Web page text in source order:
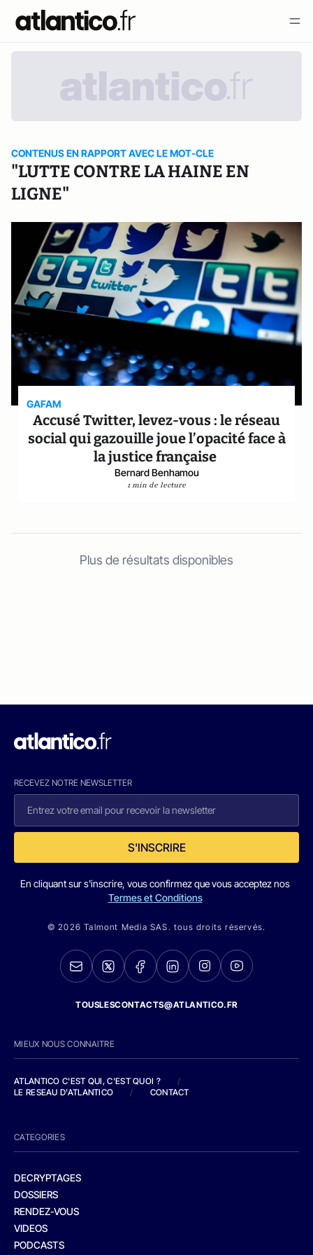
CONTENUS EN RAPPORT AVEC LE MOT-CLE
"LUTTE CONTRE LA HAINE EN
LIGNE"
GAFAM
Accusé Twitter, levez-vous : le réseau
social qui gazouille joue l’opacité face à
la justice française
Bernard Benhamou
1 min de lecture
Plus de résultats disponibles
RECEVEZ NOTRE NEWSLETTER
S'INSCRIRE
En cliquant sur s'inscrire, vous confirmez que vous acceptez nos
Termes et Conditions
© 2026 Talmont Media SAS. tous droits réservés.
TOUSLESCONTACTS@ATLANTICO.FR
MIEUX NOUS CONNAITRE
ATLANTICO C'EST QUI, C'EST QUOI ?
/
LE RESEAU D'ATLANTICO
/ CONTACT
CATEGORIES
DECRYPTAGES
DOSSIERS
RENDEZ-VOUS
VIDEOS
PODCASTS